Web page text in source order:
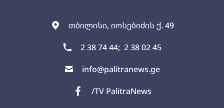
თბილისი, იოსებიძის ქ. 49
2 38 74 44; 2 38 02 45
info@palitranews.ge
/TV PalitraNews